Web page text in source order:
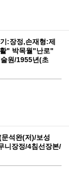
:장정,손재형:제
" 박목월"난로"
원/1955년(초
석완(저)/보성
니장정/4침선장본/